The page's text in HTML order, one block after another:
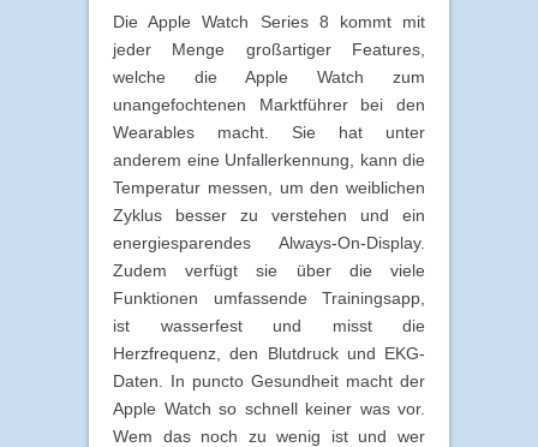
Die Apple Watch Series 8 kommt mit
jeder Menge großartiger Features,
welche die Apple Watch zum
unangefochtenen Marktführer bei den
Wearables macht. Sie hat unter
anderem eine Unfallerkennung, kann die
Temperatur messen, um den weiblichen
Zyklus besser zu verstehen und ein
energiesparendes Always-On-Display.
Zudem verfügt sie über die viele
Funktionen umfassende Trainingsapp,
ist wasserfest und misst die
Herzfrequenz, den Blutdruck und EKG-
Daten. In puncto Gesundheit macht der
Apple Watch so schnell keiner was vor.
Wem das noch zu wenig ist und wer